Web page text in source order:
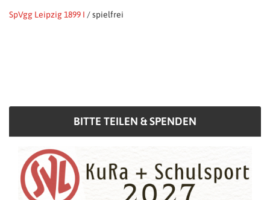
SpVgg Leipzig 1899 I / spielfrei
BITTE TEILEN & SPENDEN